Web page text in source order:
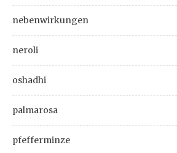
nebenwirkungen
neroli
oshadhi
palmarosa
pfefferminze